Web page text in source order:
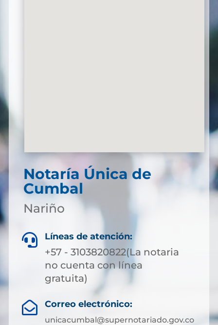
Notaría Única de
Cumbal
Nariño
 Líneas de atención:
+57 - 3103820822(La notaria
no cuenta con línea
gratuita)
 Correo electrónico:
unicacumbal@supernotariado.gov.co